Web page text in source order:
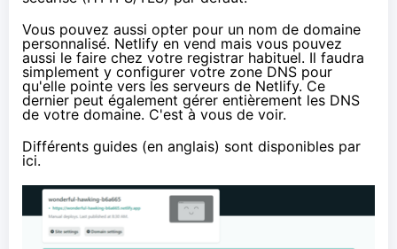
Vous pouvez aussi opter pour un nom de domaine
personnalisé. Netlify en vend mais vous pouvez
aussi le faire chez votre registrar habituel. Il faudra
simplement y configurer votre zone DNS pour
qu'elle pointe vers les serveurs de Netlify. Ce
dernier peut également gérer entièrement les DNS
de votre domaine. C'est à vous de voir.
Différents guides (en anglais) sont disponibles par
ici.